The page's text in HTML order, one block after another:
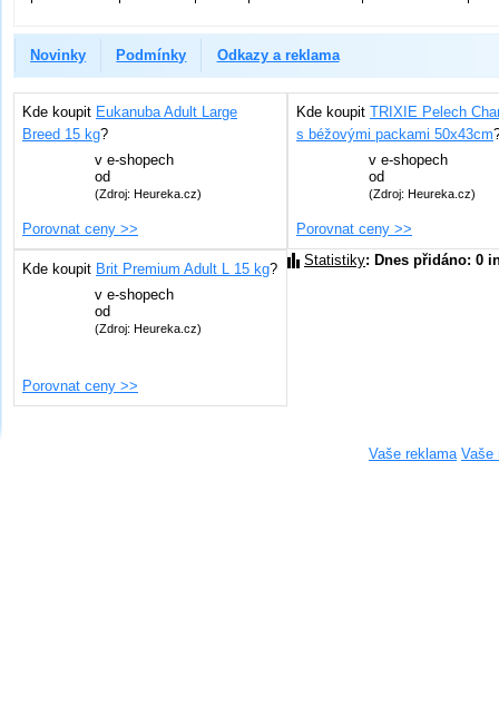
Novinky Podmínky Odkazy a reklama
Kde koupit Eukanuba Adult Large
Breed 15 kg?
v e-shopech
od
(Zdroj: Heureka.cz)
Porovnat ceny >>
Kde koupit TRIXIE Pelech
s béžovými packami 50x43cm
v e-shopech
od
(Zdroj: Heureka.cz)
Porovnat ceny >>
Kde koupit Brit Premium Adult L 15 kg?
v e-shopech
od
(Zdroj: Heureka.cz)
Porovnat ceny >>
Statistiky: Dnes přidáno: 0
Vaše reklama Vaše